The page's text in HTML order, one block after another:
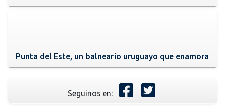
Punta del Este, un balneario uruguayo que enamora
Seguinos en: